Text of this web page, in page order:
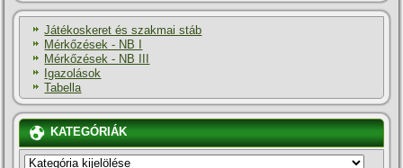
Játékoskeret és szakmai stáb
Mérkőzések - NB I
Mérkőzések - NB III
Igazolások
Tabella
KATEGÓRIÁK
KATEGÓRIÁK